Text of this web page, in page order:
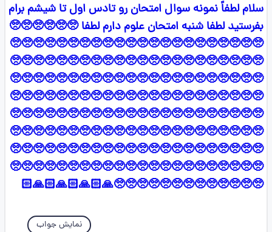
سلام لطفاً نمونه سوال امتحان رو تادس اول تا شیشم برام
بفرستید لطفا شنبه امتحان علوم دارم لطفا 🥺🥺🥺🥺🥺🥺
🥺🥺🥺🥺🥺🥺🥺🥺🥺🥺🥺🥺🥺🥺🥺🥺🥺🥺🥺🥺🥺🥺
🥺🥺🥺🥺🥺🥺🥺🥺🥺🥺🥺🥺🥺🥺🥺🥺🥺🥺🥺🥺🥺🥺
🥺🥺🥺🥺🥺🥺🥺🥺🥺🥺🥺🥺🥺🥺🥺🥺🥺🥺🥺🥺🥺🥺
🥺🥺🥺🥺🥺🥺🥺🥺🥺🥺🥺🥺🥺🥺🥺🥺🥺🥺🥺🥺🥺🥺
🥺🥺🥺🥺🥺🥺🥺🥺🥺🥺🥺🥺🥺🥺🥺🥺🥺🥺🥺🥺🥺🥺
🥺🥺🥺🥺🥺🥺🥺🥺🥺🥺🥺🥺🥺🥺🥺🥺🥺🥺🥺🥺🥺🥺
🥺🥺🥺🥺🥺🥺🥺🥺🥺🥺🥺🥺🥺🥺🥺🥺🥺🥺🥺🥺🥺🥺
🥺🥺🥺🥺🥺🥺🥺🥺🥺🥺🥺🥺🥺🥺🥺🥺🥺🥺🥺🥺🥺🥺
🥺🥺🥺🥺🥺🥺🥺🥺🥺🥺🥺🥺🥺🙏🏻🙏🏻🙏🏻🙏🏻
نمایش جواب